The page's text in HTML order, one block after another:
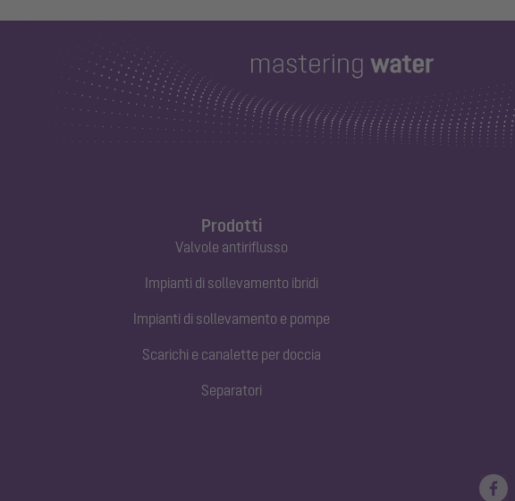
Prodotti
Valvole antiriflusso
Impianti di sollevamento ibridi
Impianti di sollevamento e pompe
Scarichi e canalette per doccia
Separatori